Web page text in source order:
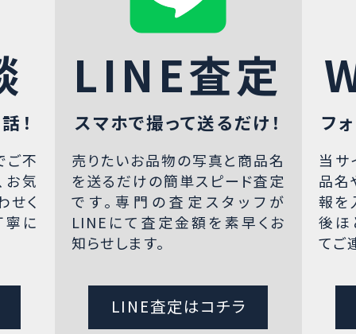
！
ご不
お気
せく
寧に
LINE査定
スマホで撮って送るだけ！
売りたいお品物の写真と商品名
を送るだけの簡単スピード査定
です。専門の査定スタッフが
LINEにて査定金額を素早くお
知らせします。
LINE査定はコチラ
フ
当サ
品名
報を
後ほ
てご